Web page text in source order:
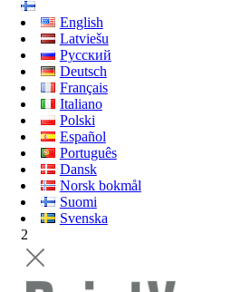
English
Latviešu
Русский
Deutsch
Français
Italiano
Polski
Español
Português
Dansk
Norsk bokmål
Suomi
Svenska
2